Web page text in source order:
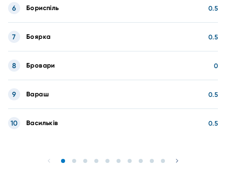
Бориспіль 0.5
6
Боярка 0.5
7
Бровари 0
8
Вараш 0.5
9
Васильків 0.5
10